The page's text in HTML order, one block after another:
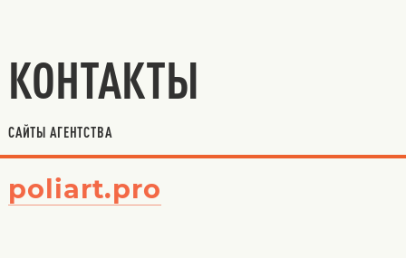
КОНТАКТЫ
САЙТЫ АГЕНТСТВА
poliart.pro